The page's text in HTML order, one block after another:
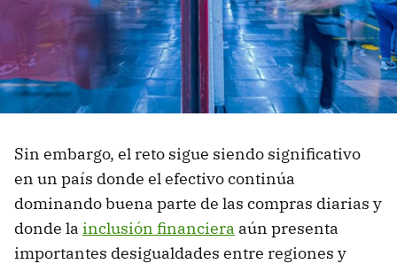
Sin embargo, el reto sigue siendo significativo
en un país donde el efectivo continúa
dominando buena parte de las compras diarias y
donde la inclusión financiera aún presenta
importantes desigualdades entre regiones y